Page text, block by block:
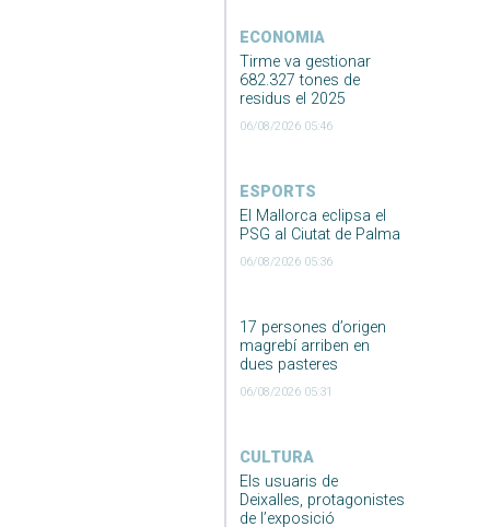
ECONOMIA
Tirme va gestionar
682.327 tones de
residus el 2025
06/08/2026 05:46
ESPORTS
El Mallorca eclipsa el
PSG al Ciutat de Palma
06/08/2026 05:36
17 persones d’origen
magrebí arriben en
dues pasteres
06/08/2026 05:31
CULTURA
Els usuaris de
Deixalles, protagonistes
de l’exposició